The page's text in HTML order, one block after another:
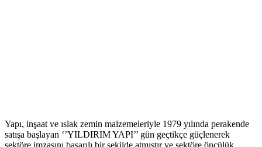
Yapı, inşaat ve ıslak zemin malzemeleriyle 1979 yılında perakende
satışa başlayan ‘’YILDIRIM YAPI’’ gün geçtikçe güçlenerek